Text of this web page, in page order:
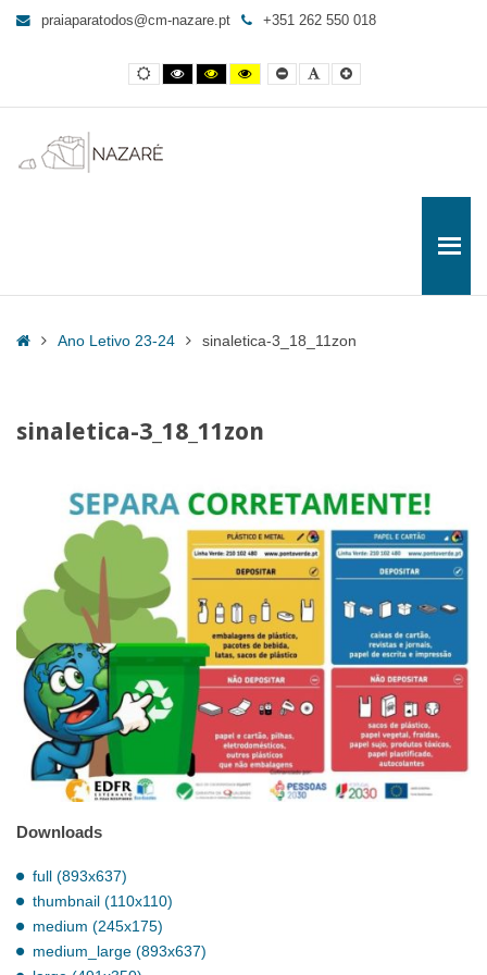
sinaletica-
para
praiaparatodos@cm-nazare.pt +351 262 550 018
Contraste
normal
Contraste
preto
branco
Contraste
preto
amarelo
Yellow
and
contrast
Smaller
Font
Letra
por
Letra
maior
HomeAno Letivo 23-24 sinaletica-3_18_11zon
sinaletica-3_18_11zon
Downloads
full (893x637)
thumbnail (110x110)
medium (245x175)
medium_large (893x637)